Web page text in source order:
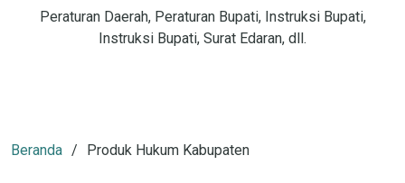
Peraturan Daerah, Peraturan Bupati, Instruksi Bupati,
Instruksi Bupati, Surat Edaran, dll.
Beranda Produk Hukum Kabupaten